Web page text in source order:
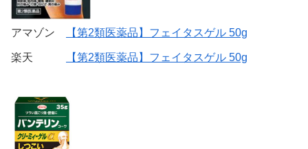
アマゾン 【第2類医薬品】フェイタスゲル 50g
楽天 【第2類医薬品】フェイタスゲル 50g